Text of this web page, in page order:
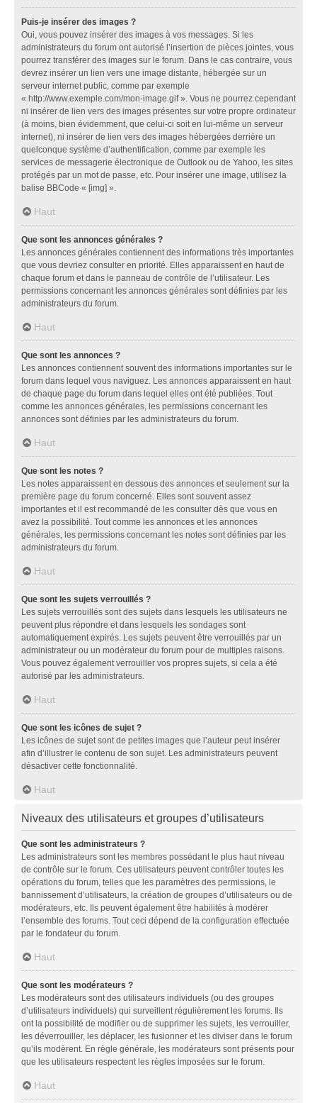
Puis-je insérer des images ?
Oui, vous pouvez insérer des images à vos messages. Si les
administrateurs du forum ont autorisé l’insertion de pièces jointes, vous
pourrez transférer des images sur le forum. Dans le cas contraire, vous
devrez insérer un lien vers une image distante, hébergée sur un
serveur internet public, comme par exemple
« http://www.exemple.com/mon-image.gif ». Vous ne pourrez cependant
ni insérer de lien vers des images présentes sur votre propre ordinateur
(à moins, bien évidemment, que celui-ci soit en lui-même un serveur
internet), ni insérer de lien vers des images hébergées derrière un
quelconque système d’authentification, comme par exemple les
services de messagerie électronique de Outlook ou de Yahoo, les sites
protégés par un mot de passe, etc. Pour insérer une image, utilisez la
balise BBCode « [img] ».
Haut
Que sont les annonces générales ?
Les annonces générales contiennent des informations très importantes
que vous devriez consulter en priorité. Elles apparaissent en haut de
chaque forum et dans le panneau de contrôle de l’utilisateur. Les
permissions concernant les annonces générales sont définies par les
administrateurs du forum.
Haut
Que sont les annonces ?
Les annonces contiennent souvent des informations importantes sur le
forum dans lequel vous naviguez. Les annonces apparaissent en haut
de chaque page du forum dans lequel elles ont été publiées. Tout
comme les annonces générales, les permissions concernant les
annonces sont définies par les administrateurs du forum.
Haut
Que sont les notes ?
Les notes apparaissent en dessous des annonces et seulement sur la
première page du forum concerné. Elles sont souvent assez
importantes et il est recommandé de les consulter dès que vous en
avez la possibilité. Tout comme les annonces et les annonces
générales, les permissions concernant les notes sont définies par les
administrateurs du forum.
Haut
Que sont les sujets verrouillés ?
Les sujets verrouillés sont des sujets dans lesquels les utilisateurs ne
peuvent plus répondre et dans lesquels les sondages sont
automatiquement expirés. Les sujets peuvent être verrouillés par un
administrateur ou un modérateur du forum pour de multiples raisons.
Vous pouvez également verrouiller vos propres sujets, si cela a été
autorisé par les administrateurs.
Haut
Que sont les icônes de sujet ?
Les icônes de sujet sont de petites images que l’auteur peut insérer
afin d’illustrer le contenu de son sujet. Les administrateurs peuvent
désactiver cette fonctionnalité.
Haut
Niveaux des utilisateurs et groupes d’utilisateurs
Que sont les administrateurs ?
Les administrateurs sont les membres possédant le plus haut niveau
de contrôle sur le forum. Ces utilisateurs peuvent contrôler toutes les
opérations du forum, telles que les paramètres des permissions, le
bannissement d’utilisateurs, la création de groupes d’utilisateurs ou de
modérateurs, etc. Ils peuvent également être habilités à modérer
l’ensemble des forums. Tout ceci dépend de la configuration effectuée
par le fondateur du forum.
Haut
Que sont les modérateurs ?
Les modérateurs sont des utilisateurs individuels (ou des groupes
d’utilisateurs individuels) qui surveillent régulièrement les forums. Ils
ont la possibilité de modifier ou de supprimer les sujets, les verrouiller,
les déverrouiller, les déplacer, les fusionner et les diviser dans le forum
qu’ils modèrent. En règle générale, les modérateurs sont présents pour
que les utilisateurs respectent les règles imposées sur le forum.
Haut